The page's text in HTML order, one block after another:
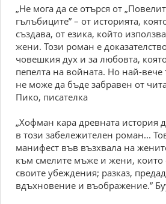
„Не мога да се отърся от
гълъбиците” – от историята,
създава, от езика, който
жени. Този роман е
човешкия дух и за любовта,
пепелта на войната. Но най-вече
не може да бъде забравен от
Пико, писателка
„Хофман кара древната история
в този забележителен роман...
манифест във възхвала на
към смелите мъже и жени, които
своите убеждения; разказ,
вдъхновение и въображение.”